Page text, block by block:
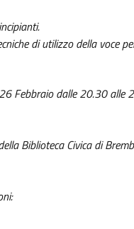
di utilizzo della voce
Febbraio dalle 20.30 alle
Biblioteca Civica di